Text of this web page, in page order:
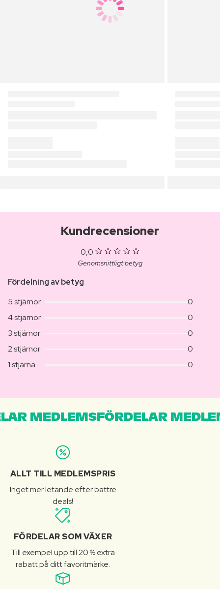
Kundrecensioner
0,0
Genomsnittligt betyg
Fördelning av betyg
5 stjärnor
0
4 stjärnor
0
3 stjärnor
0
2 stjärnor
0
1 stjärna
0
MEDLEMSFÖRDELAR
ALLT TILL MEDLEMSPRIS
Inget mer letande efter bättre
deals!
FÖRDELAR SOM VÄXER
Till exempel upp till 20 % extra
rabatt på ditt favoritmärke.